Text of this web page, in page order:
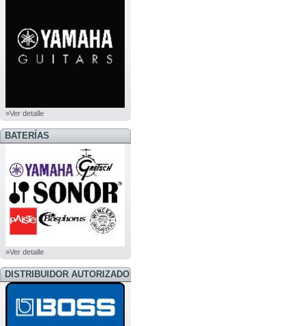
»Ver detalle
BATERÍAS
»Ver detalle
DISTRIBUIDOR AUTORIZADO
BOSS